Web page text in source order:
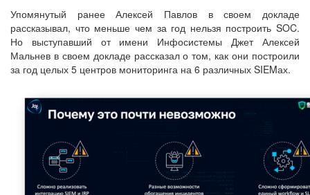
Упомянутый ранее Алексей Павлов в своем докладе
рассказывал, что меньше чем за год нельзя построить SOC.
Но выступавший от имени Инфосистемы Джет Алексей
Мальнев в своем докладе рассказал о том, как они построили
за год целых 5 центров мониторинга на 6 различных SIEMах.